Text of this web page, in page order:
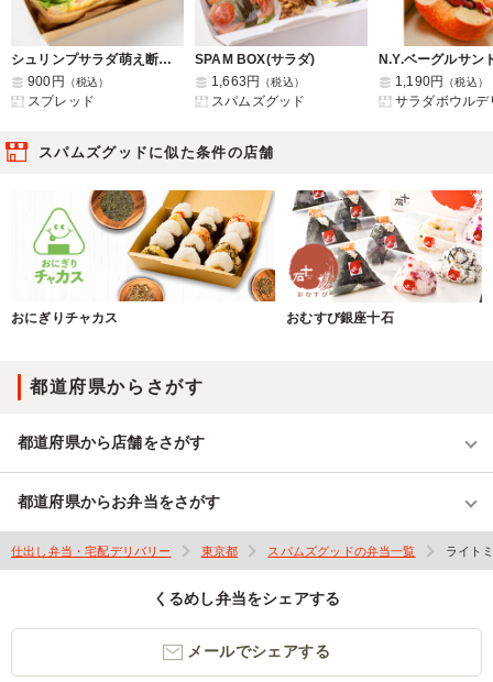
シュリンプサラダ萌え断サンドと手作りデリ2種
900円
（税込）
スプレッド
SPAM BOX(サラダ)
1,663円
（税込）
スパムズグッド
1,190円 （税込）
サラダボウルデ
スパムズグッドに似た条件の店舗
おにぎりチャカス おむすび銀座十石
都道府県からさがす
都道府県から店舗をさがす
都道府県からお弁当をさがす
仕出し弁当・宅配デリバリー 東京都 スパムズグッドの弁当一覧 ライト
くるめし弁当をシェアする
メールでシェアする